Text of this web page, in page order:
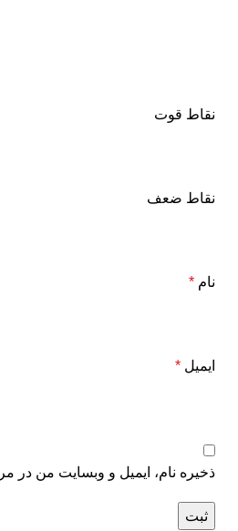
نقاط قوت
نقاط ضعف
نام *
ایمیل *
ذخیره نام، ایمیل و وبسایت من در